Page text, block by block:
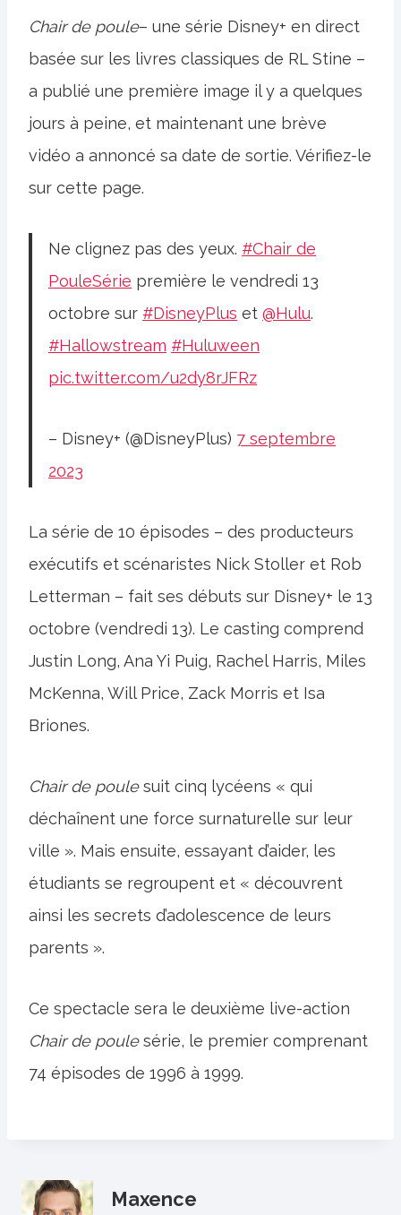
Chair de poule– une série Disney+ en direct
basée sur les livres classiques de RL Stine –
a publié une première image il y a quelques
jours à peine, et maintenant une brève
vidéo a annoncé sa date de sortie. Vérifiez-le
sur cette page.
Ne clignez pas des yeux. #Chair de
PouleSérie première le vendredi 13
octobre sur #DisneyPlus et @Hulu.
#Hallowstream #Huluween
pic.twitter.com/u2dy8rJFRz
– Disney+ (@DisneyPlus) 7 septembre
2023
La série de 10 épisodes – des producteurs
exécutifs et scénaristes Nick Stoller et Rob
Letterman – fait ses débuts sur Disney+ le 13
octobre (vendredi 13). Le casting comprend
Justin Long, Ana Yi Puig, Rachel Harris, Miles
McKenna, Will Price, Zack Morris et Isa
Briones.
Chair de poulesuit cinq lycéens « qui
déchaînent une force surnaturelle sur leur
ville ». Mais ensuite, essayant d’aider, les
étudiants se regroupent et « découvrent
ainsi les secrets d’adolescence de leurs
parents ».
Ce spectacle sera le deuxième live-action
Chair de poulesérie, le premier comprenant
74 épisodes de 1996 à 1999.
Maxence